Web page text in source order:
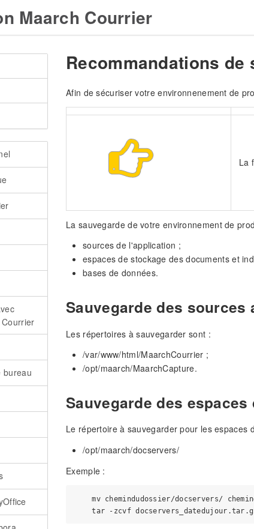
Maarch Courrier
bureau
Recommandations de
Afin de sécuriser votre environnenement de
La
La sauvegarde de votre environnement de
sources de l'application ;
espaces de stockage des documents et
bases de données.
Sauvegarde des sources
Les répertoires à sauvegarder sont :
/var/www/html/MaarchCourrier ;
/opt/maarch/MaarchCapture.
Sauvegarde des
Le répertoire à sauvegarder pour les espaces
/opt/maarch/docservers/
Exemple :
mv chemindudossier/docservers/